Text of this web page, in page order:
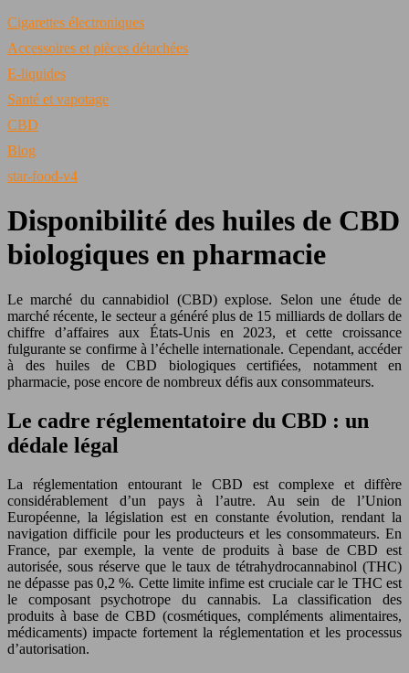
Cigarettes électroniques
Accessoires et pièces détachées
E-liquides
Santé et vapotage
CBD
Blog
star-food-v4
Disponibilité des huiles de CBD
biologiques en pharmacie
Le marché du cannabidiol (CBD) explose. Selon une étude de
marché récente, le secteur a généré plus de 15 milliards de dollars de
chiffre d’affaires aux États-Unis en 2023, et cette croissance
fulgurante se confirme à l’échelle internationale. Cependant, accéder
à des huiles de CBD biologiques certifiées, notamment en
pharmacie, pose encore de nombreux défis aux consommateurs.
Le cadre réglementatoire du CBD : un
dédale légal
La réglementation entourant le CBD est complexe et diffère
considérablement d’un pays à l’autre. Au sein de l’Union
Européenne, la législation est en constante évolution, rendant la
navigation difficile pour les producteurs et les consommateurs. En
France, par exemple, la vente de produits à base de CBD est
autorisée, sous réserve que le taux de tétrahydrocannabinol (THC)
ne dépasse pas 0,2 %. Cette limite infime est cruciale car le THC est
le composant psychotrope du cannabis. La classification des
produits à base de CBD (cosmétiques, compléments alimentaires,
médicaments) impacte fortement la réglementation et les processus
d’autorisation.